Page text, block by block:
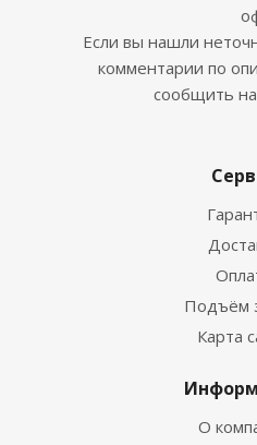
Если вы нашли
комментарии по
сообщить на
Подъём
Карта
О